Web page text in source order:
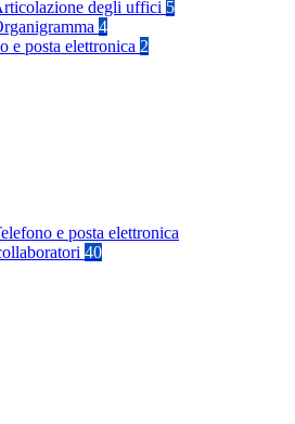
degli uffici 5
4
e posta elettronica 2
e posta elettronica
40